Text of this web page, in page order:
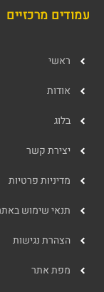
עמודים מרכזיים
ראשי
אודות
בלוג
יצירת קשר
מדיניות פרטיות
תנאי שימוש
הצהרת נגישות
מפת אתר